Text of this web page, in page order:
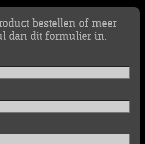
bestellen of meer
dan dit formulier in.